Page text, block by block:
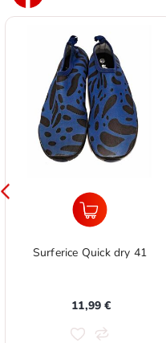
Surferice Quick dry 41
11,99 €